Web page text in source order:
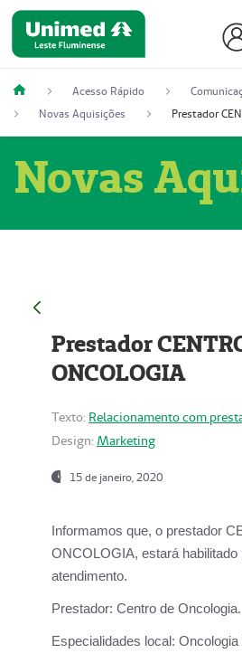
Acesso Rápido
Novas Aquisições
Novas
Prestador
ONCOLOGIA
Texto: Relacionamento com
Design: Marketing
15 de janeiro, 2020
Informamos que, o prestador
ONCOLOGIA, estará habilitado
atendimento.
Prestador: Centro de Oncologia.
Especialidades local: Oncologia